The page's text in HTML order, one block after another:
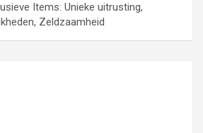
Items: Unieke uitrusting,
Zeldzaamheid